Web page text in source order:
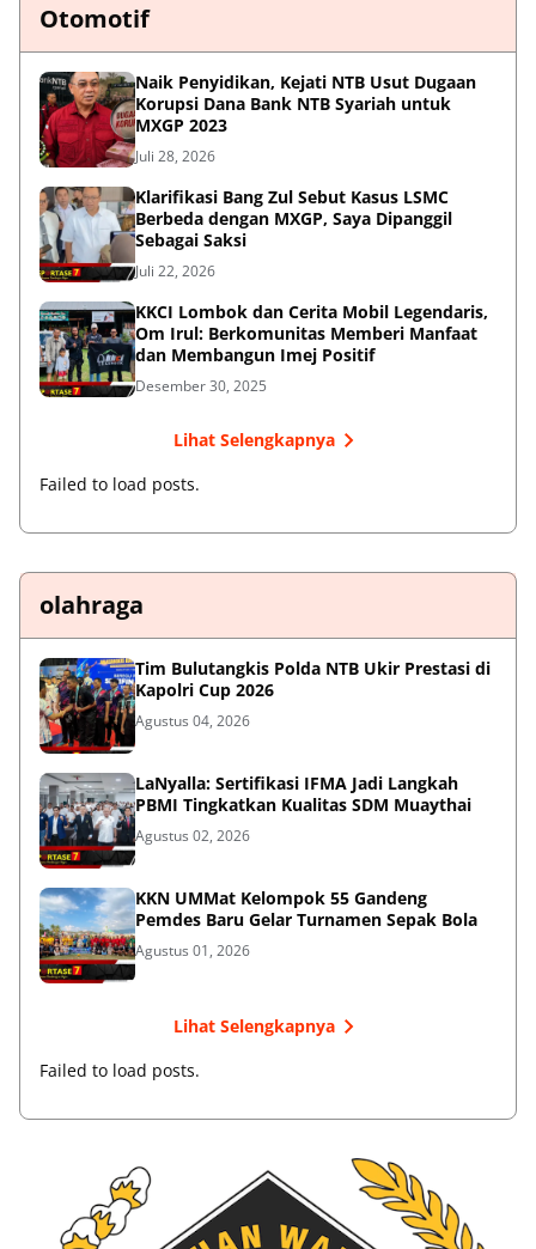
Otomotif
Naik Penyidikan, Kejati NTB Usut Dugaan
Korupsi Dana Bank NTB Syariah untuk
MXGP 2023
Juli 28, 2026
Klarifikasi Bang Zul Sebut Kasus LSMC
Berbeda dengan MXGP, Saya Dipanggil
Sebagai Saksi
Juli 22, 2026
KKCI Lombok dan Cerita Mobil Legendaris,
Om Irul: Berkomunitas Memberi Manfaat
dan Membangun Imej Positif
Desember 30, 2025
Lihat Selengkapnya
Failed to load posts.
olahraga
Tim Bulutangkis Polda NTB Ukir Prestasi di
Kapolri Cup 2026
Agustus 04, 2026
LaNyalla: Sertifikasi IFMA Jadi Langkah
PBMI Tingkatkan Kualitas SDM Muaythai
Agustus 02, 2026
KKN UMMat Kelompok 55 Gandeng
Pemdes Baru Gelar Turnamen Sepak Bola
Agustus 01, 2026
Lihat Selengkapnya
Failed to load posts.